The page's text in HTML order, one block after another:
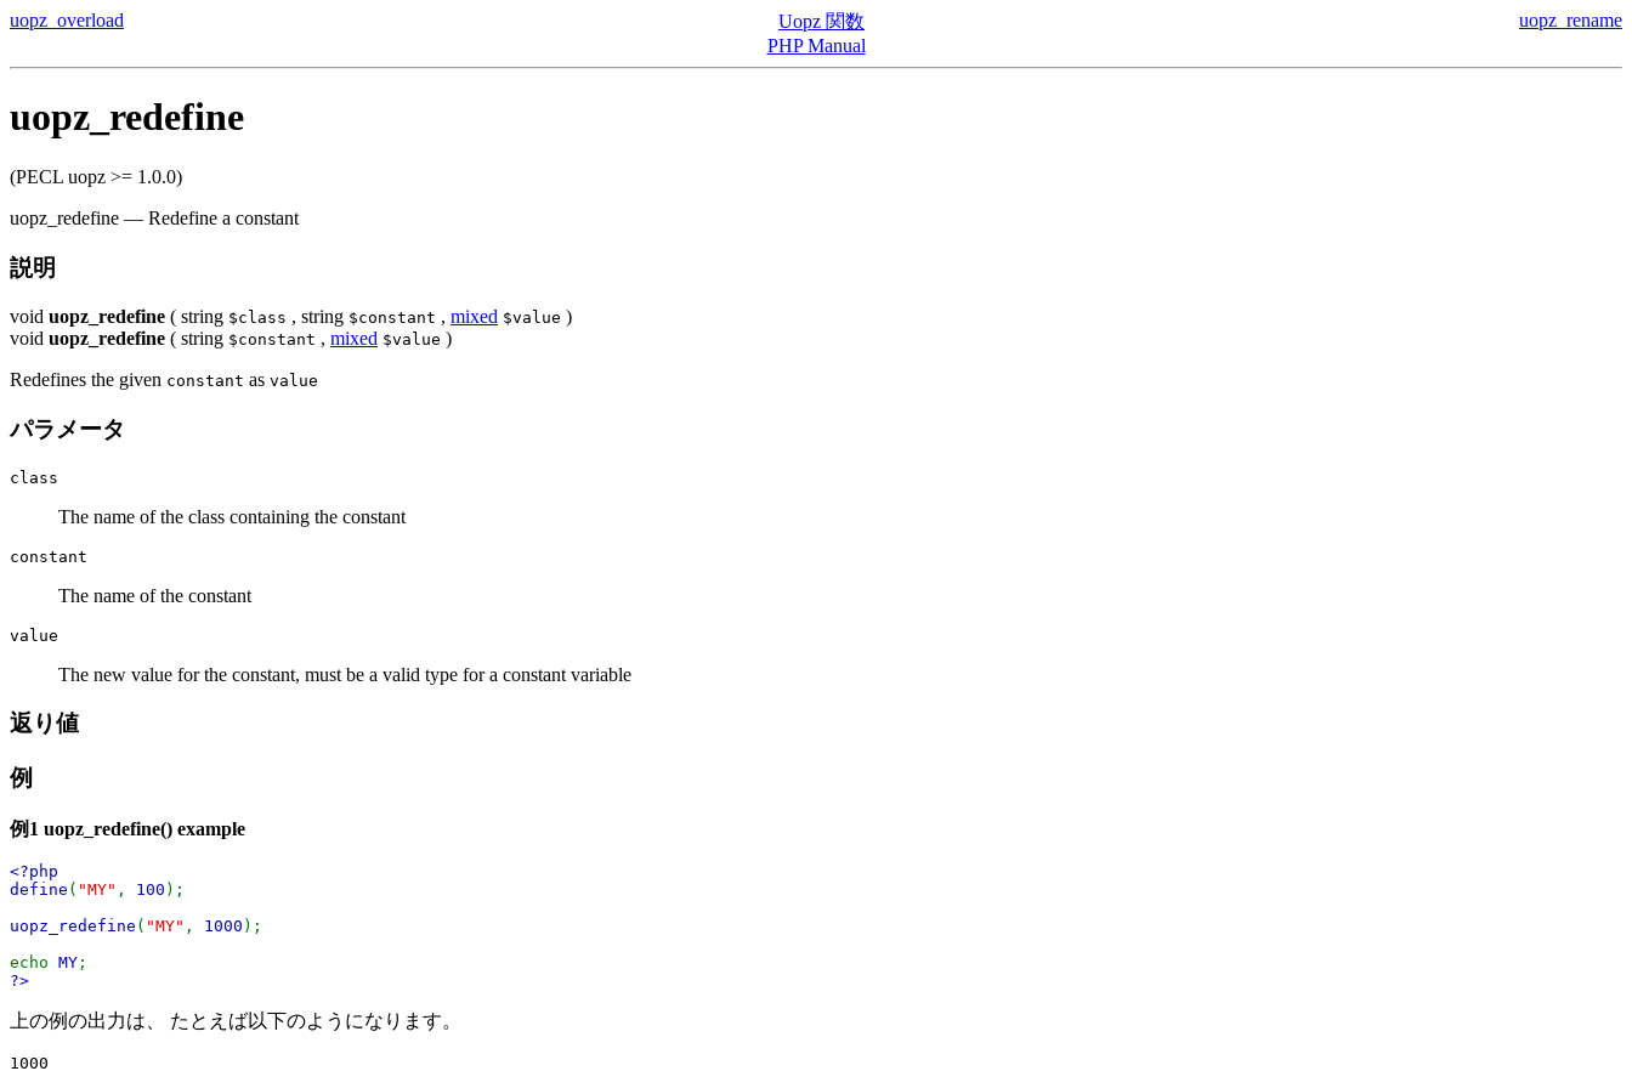
uopz_overload uopz_rename
Uopz 関数
PHP Manual
uopz_redefine
(PECL uopz >= 1.0.0)
uopz_redefine — Redefine a constant
説明
void uopz_redefine ( string $class , string $constant , mixed $value )
void uopz_redefine ( string $constant , mixed $value )
Redefines the given constant as value
パラメータ
class
The name of the class containing the constant
constant
The name of the constant
value
The new value for the constant, must be a valid type for a constant variable
返り値
例
例1 uopz_redefine() example
<?php
define ( "MY" , 100 );
uopz_redefine ( "MY" , 1000 );
echo MY ;
?>
上の例の出力は、 たとえば以下のようになります。